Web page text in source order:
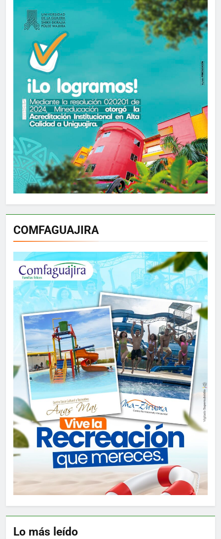
COMFAGUAJIRA
Lo más leído